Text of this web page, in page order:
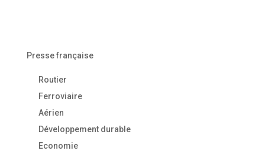
Presse française
Routier
Ferroviaire
Aérien
Développement durable
Economie